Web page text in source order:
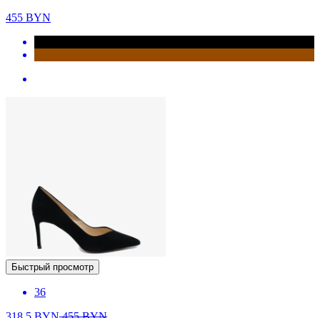
455 BYN
Быстрый просмотр
36